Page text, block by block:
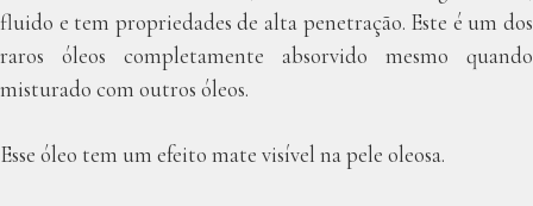
fluido e tem propriedades de alta penetração. Este é um dos
raros óleos completamente absorvido mesmo quando
misturado com outros óleos.
Esse óleo tem um efeito mate visível na pele oleosa.